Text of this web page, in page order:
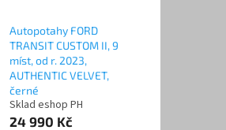
Autopotahy FORD
TRANSIT CUSTOM II, 9
míst, od r. 2023,
AUTHENTIC VELVET,
černé
Sklad eshop PH
24 990 Kč